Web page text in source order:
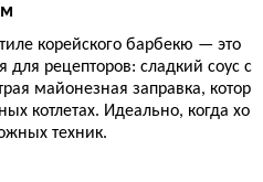
корейского барбекю — это
для рецепторов: сладкий соус с
майонезная заправка, котор
котлетах. Идеально, когда хо
техник.